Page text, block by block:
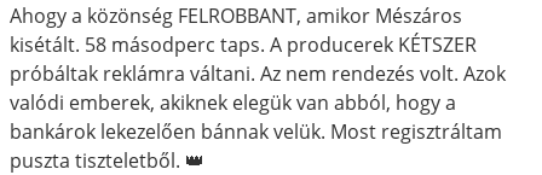
Ahogy a közönség FELROBBANT, amikor Mészáros
kisétált. 58 másodperc taps. A producerek KÉTSZER
próbáltak reklámra váltani. Az nem rendezés volt. Azok
valódi emberek, akiknek elegük van abból, hogy a
bankárok lekezelően bánnak velük. Most regisztráltam
puszta tiszteletből. 👑